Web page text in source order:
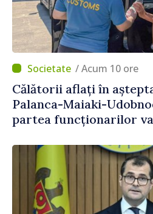
/ Acum 10 ore
Călătorii aflați în
Palanca-Maiaki-
partea funcționarilor